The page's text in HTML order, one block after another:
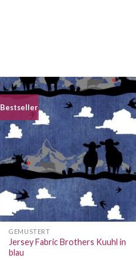
Bestseller
Auf die
Wunschliste
GEMUSTERT
Jersey Fabric Brothers Kuuhl in
blau